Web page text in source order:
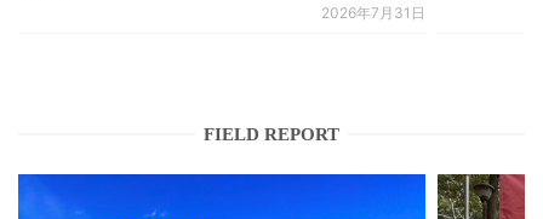
2026年7月31日
FIELD REPORT